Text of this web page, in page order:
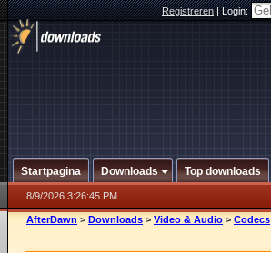
Registreren|Login:
Startpagina Downloads Top downloads
8/9/2026 3:26:45 PM
AfterDawn > Downloads > Video & Audio > Codecs